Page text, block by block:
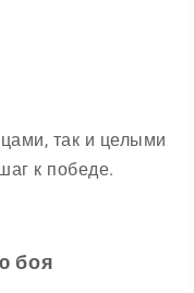
так и целыми
к победе.
боя